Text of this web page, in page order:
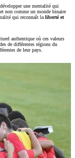
une mentalité qui
non comme un monde binaire
qui reconnaît la liberté et
authentique où ces valeurs
de différentes régions du
de leur pays.